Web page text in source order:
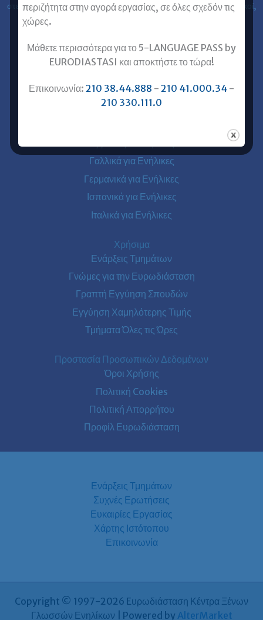
στελέχη επιχειρήσεων, επαγγελματίες, ιατροί, νοσηλευτές, μηχανικοί,
Επικοινωνία με Ευρωδιάσταση
Ευρωδιάσταση Online Μαθήματα
Ευρωδιάσταση Πειραιάς
Γαλλικά για Ενήλικες
Γερμανικά για Ενήλικες
Ισπανικά για Ενήλικες
Ιταλικά για Ενήλικες
Χρήσιμα
Ενάρξεις Τμημάτων
Γνώμες για την Ευρωδιάσταση
Γραπτή Εγγύηση Σπουδών
Εγγύηση Χαμηλότερης Τιμής
Τμήματα Όλες τις Ώρες
Προστασία Προσωπικών Δεδομένων
Όροι Χρήσης
Πολιτική Cookies
Πολιτική Απορρήτου
Προφίλ Ευρωδιάσταση
Ενάρξεις Τμημάτων
Συχνές Ερωτήσεις
Ευκαιρίες Εργασίας
Χάρτης Ιστότοπου
Επικοινωνία
Copyright © 1997-2026 Eυρωδιάσταση Κέντρα Ξένων
Γλωσσών Ενηλίκων | Powered by AlterMarket
περιζήτητα στην αγορά εργασίας, σε όλες σχεδόν τις
χώρες.
Μάθετε περισσότερα για το 5-LANGUAGE PASS by
EURODIASTASI και αποκτήστε το τώρα!
Επικοινωνία: 210 38.44.888 - 210 41.000.34 -
210 330.111.0